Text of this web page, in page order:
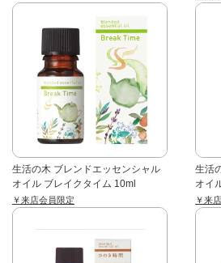
生活の木 ブレンドエッセンシャル
オイル ブレイクタイム 10ml
￥来店会員限定
生活
オイ
￥来